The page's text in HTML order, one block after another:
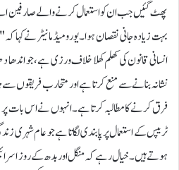
پھٹ گئیں جب ان کو استعمال کرنے والے صارفین
بہت زیادہ جانی نقصان ہوا۔یورو میڈ مانیٹر نے کہا
انسانی قانون کی کھلم کھلا خلاف ورزی ہے، جو اندھا
نشانہ بنانے سے منع کرتا ہے اور متحارب فریقوں
فرق کرنے کا مطالبہ کرتا ہے۔انہوں نے اس بات پر
ٹریپس کے استعمال پر پابندی لگاتا ہے جو عام شہری
ہوتے ہیں۔خیال رہے کہ منگل اور بدھ کے روز